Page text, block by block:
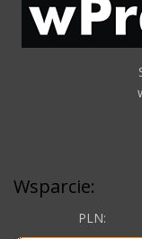
Wsparcie:
PLN: